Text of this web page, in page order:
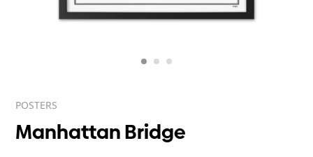
POSTERS
Manhattan Bridge